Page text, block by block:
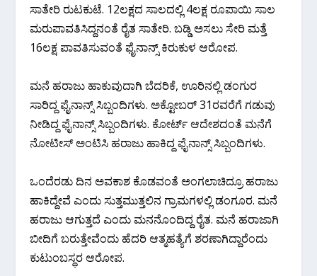
ಸಾತೇರಿ ರುಟಕುಟೆ. 12ಲಕ್ಷದ ಸಾಲದಲ್ಲಿ 4ಲಕ್ಷ ರೂಪಾಯಿ ಸಾಲ
ಮರುಪಾವತಿಸಿದ್ದನಂತೆ ರೈತ ಸಾತೇರಿ. ಬಡ್ಡಿ ಅಸಲು ಸೇರಿ ಮತ್ತೆ
16ಲಕ್ಷ ಪಾವತಿಸುವಂತೆ ಫೈನಾನ್ಸ್ ಕಿರುಕುಳ ಆರೋಪ.
ಮನೆ ಹರಾಜು ಹಾಕುವುದಾಗಿ ಬೆದರಿಕೆ, ಊರಿನಲ್ಲಿ ಡಂಗುರ
ಸಾರಿದ್ದ ಫೈನಾನ್ಸ್ ಸಿಬ್ಬಂದಿಗಳು. ಅಕ್ಟೋಬರ್ 31ರವರೆಗೆ ಗಡುವು
ನೀಡಿದ್ದ ಫೈನಾನ್ಸ್ ಸಿಬ್ಬಂದಿಗಳು. ಕೋರ್ಟ್ ಆದೇಶದಂತೆ ಮನೆಗೆ
ನೋಟೀಸ್ ಅಂಟಿಸಿ ಹರಾಜು ಹಾಕಿದ್ದ ಫೈನಾನ್ಸ್ ಸಿಬ್ಬಂದಿಗಳು.
ಒಂದೆರಡು ದಿನ ಅವಕಾಶ ಕೊಡವಂತೆ ಅಂಗಲಾಚಿದ್ರೂ ಹರಾಜು
ಹಾಕಿದ್ದೇವೆ ಎಂದು ಸುತ್ತಮುತ್ತಲಿನ ಗ್ರಾಮಗಳಲ್ಲಿ ಡಂಗೂರ. ಮನೆ
ಹರಾಜು ಆಗುತ್ತದೆ ಎಂದು ಮನನೊಂದಿದ್ದ ರೈತ. ಮನೆ ಹರಾಜಾಗಿ
ಬೀದಿಗೆ ಬರುತ್ತೇವೆಂದು ಹೆದರಿ ಆತ್ಮಹತ್ಯೆಗೆ ಶರಣಾಗಿದ್ದಾರೆಂದು
ಕುಟುಂಬಸ್ಥರ ಆರೋಪ.